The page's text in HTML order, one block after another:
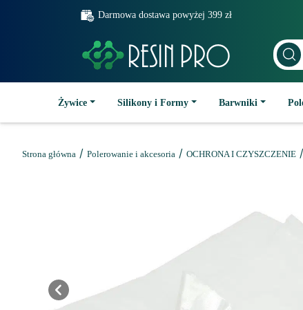
Darmowa dostawa powyżej 399 zł
Żywice Silikony i Formy Barwniki
Strona główna / Polerowanie i akcesoria / OCHRONA I CZYSZCZENIE
Previous